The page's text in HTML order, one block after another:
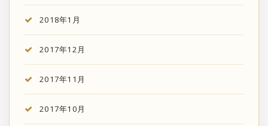
2018年1月
2017年12月
2017年11月
2017年10月